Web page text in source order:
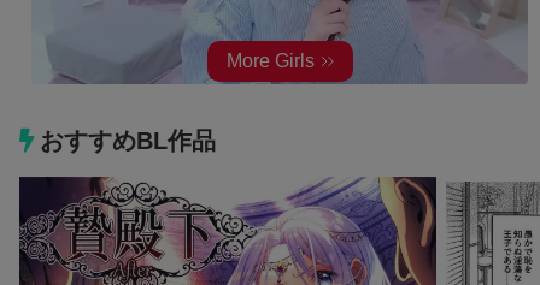
おすすめBL作品